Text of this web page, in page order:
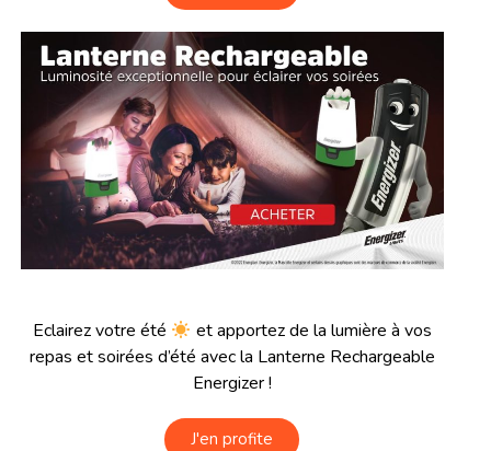
Eclairez votre été
et apportez de la lumière à vos
repas et soirées d’été avec la Lanterne Rechargeable
Energizer !
J'en profite